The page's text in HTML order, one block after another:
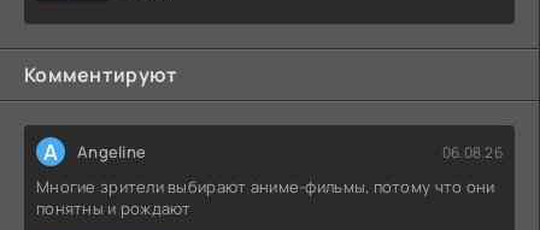
Комментируют
A Angeline 06.08.26
Многие зрители выбирают аниме-фильмы, потому что они
понятны и рождают